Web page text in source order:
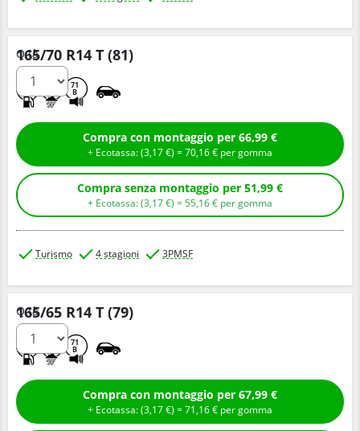
165/70 R14 T (81)
71
B
Q.tà
Compra con montaggio per 66,99 €
+ Ecotassa: (3,17€ ) =70,16€ per gomma
Compra senza montaggio per 51,99 €
+ Ecotassa: (3,17€ ) =55,16€ per gomma
Turismo 4 stagioni 3PMSF
165/65 R14 T (79)
71
B
Q.tà
Compra con montaggio per 67,99 €
+ Ecotassa: (3,17€ ) =71,16€ per gomma